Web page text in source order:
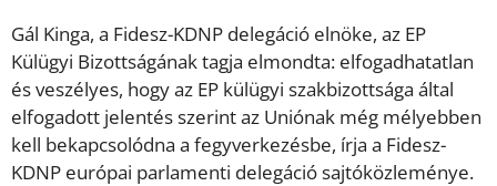
Gál Kinga, a Fidesz-KDNP delegáció elnöke, az EP
Külügyi Bizottságának tagja elmondta: elfogadhatatlan
és veszélyes, hogy az EP külügyi szakbizottsága által
elfogadott jelentés szerint az Uniónak még mélyebben
kell bekapcsolódna a fegyverkezésbe, írja a Fidesz-
KDNP európai parlamenti delegáció sajtóközleménye.